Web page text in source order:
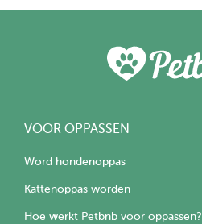
VOOR OPPASSEN
Word hondenoppas
Kattenoppas worden
Hoe werkt Petbnb voor oppassen?